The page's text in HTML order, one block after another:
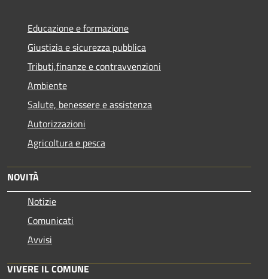
Educazione e formazione
Giustizia e sicurezza pubblica
Tributi,finanze e contravvenzioni
Ambiente
Salute, benessere e assistenza
Autorizzazioni
Agricoltura e pesca
NOVITÀ
Notizie
Comunicati
Avvisi
VIVERE IL COMUNE